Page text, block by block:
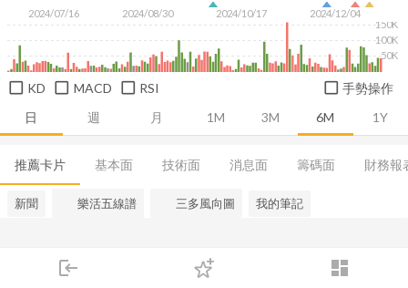
login dashboard
下單
日 週 月 1M 3M 6M 1Y
2024/07/16 2024/08/30 2024/10/17 2024/12/04
50K
100K
150K
KD MACD RSI 手勢操作
推薦卡片 基本面 技術面 消息面 籌碼面 財務報
新聞 樂活五線譜 三多風向圖 我的筆記